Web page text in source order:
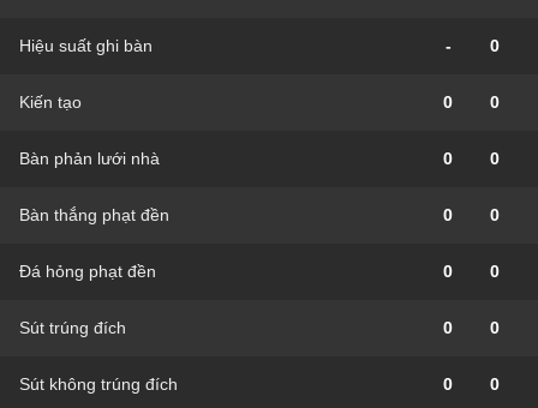
Hiệu suất ghi bàn - 0
Kiến tạo 0 0
Bàn phản lưới nhà 0 0
Bàn thắng phạt đền 0 0
Đá hỏng phạt đền 0 0
Sút trúng đích 0 0
Sút không trúng đích 0 0